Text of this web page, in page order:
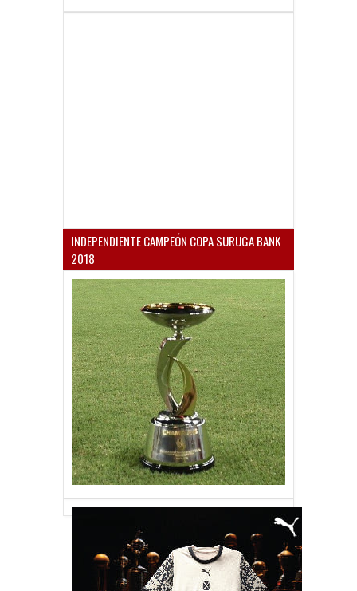
INDEPENDIENTE CAMPEÓN COPA SURUGA BANK
2018